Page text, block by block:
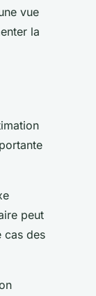
vue
la
peut
cas des